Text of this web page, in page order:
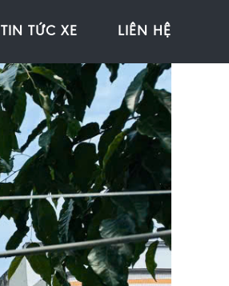
TIN TỨC XE LIÊN HỆ